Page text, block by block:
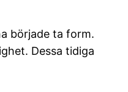
började ta form.
Dessa tidiga